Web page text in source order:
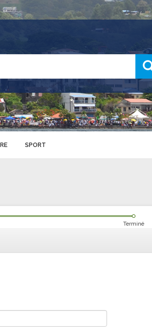
SPORT
service des sports
Terminé